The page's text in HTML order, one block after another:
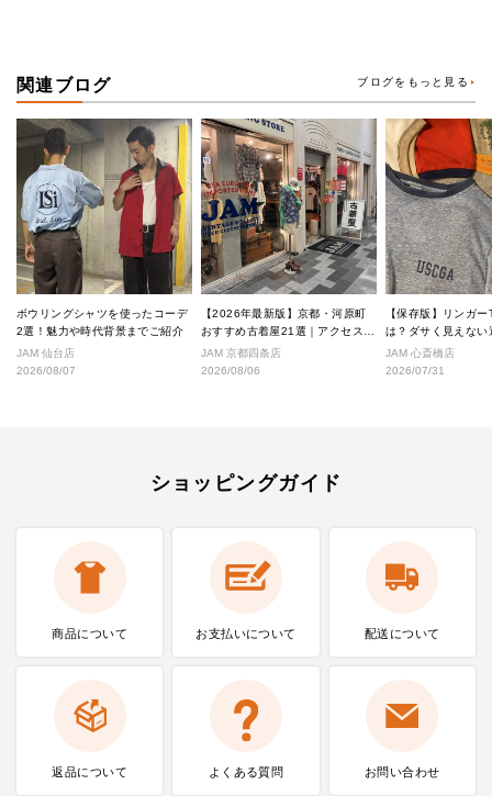
関連ブログ ブログをもっと見る
ボウリングシャツを使ったコーデ
2選！魅力や時代背景までご紹介
JAM 仙台店
2026/08/07
【2026年最新版】京都・河原町
おすすめ古着屋21選｜アクセス良
好な絶対行くべきショップ厳選！
JAM 京都四条店
2026/08/06
【保存版】リンガ
は？ダサく見えない
なし完全ガイド
JAM 心斎橋店
2026/07/31
ショッピングガイド
商品について お支払いについて 配送について
返品について よくある質問 お問い合わせ